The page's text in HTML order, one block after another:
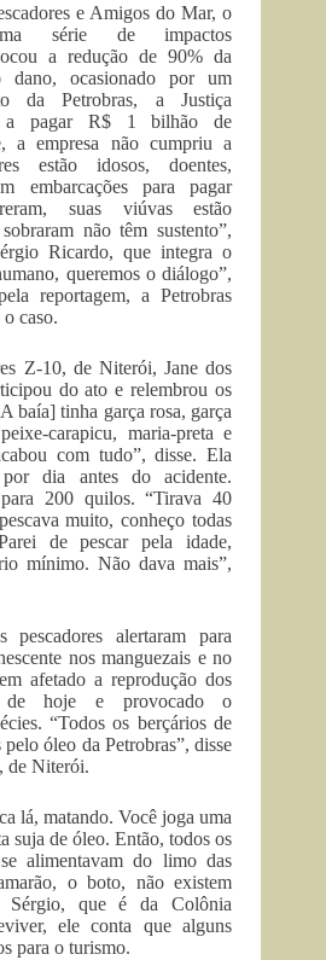
e Amigos do Mar, o
série de impactos
a redução de 90% da
dano, ocasionado por um
da Petrobras, a Justiça
a pagar R$ 1 bilhão de
a empresa não cumpriu a
estão idosos, doentes,
embarcações para pagar
suas viúvas estão
não têm sustento”,
Ricardo, que integra o
queremos o diálogo”,
reportagem, a Petrobras
caso.
Z-10, de Niterói, Jane dos
do ato e relembrou os
baía] tinha garça rosa, garça
carapicu, maria-preta e
com tudo”, disse. Ela
dia antes do acidente.
200 quilos. “Tirava 40
muito, conheço todas
de pescar pela idade,
mínimo. Não dava mais”,
alertaram para
nos manguezais e no
afetado a reprodução dos
hoje e provocado o
“Todos os berçários de
óleo da Petrobras”, disse
de Niterói.
lá, matando. Você joga uma
suja de óleo. Então, todos os
alimentavam do limo das
o boto, não existem
Sérgio, que é da Colônia
ele conta que alguns
para o turismo.